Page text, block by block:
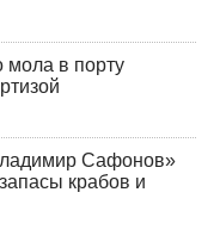
мола в порту
Сафонов»
крабов и